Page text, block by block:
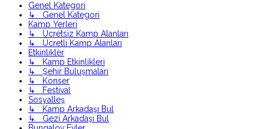
Genel Kategori
↳ Genel Kategori
Kamp Yerleri
↳ Ücretsiz Kamp Alanları
↳ Ücretli Kamp Alanları
Etkinlikler
↳ Kamp Etkinlikleri
↳ Şehir Buluşmaları
↳ Konser
↳ Festival
Sosyalleş
↳ Kamp Arkadaşı Bul
↳ Gezi Arkadaşı Bul